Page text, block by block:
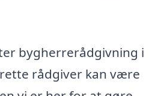
bygherrerådgivning i
rådgiver kan være